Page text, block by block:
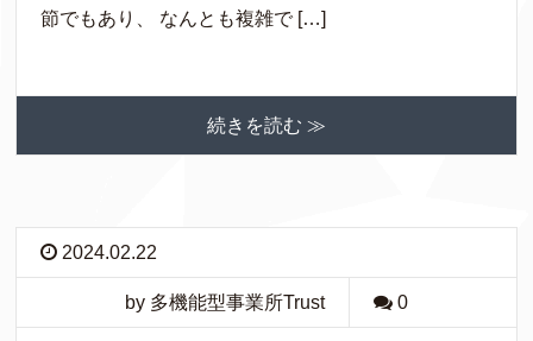
節でもあり、 なんとも複雑で […]
続きを読む ≫
2024.02.22
by 多機能型事業所Trust 0